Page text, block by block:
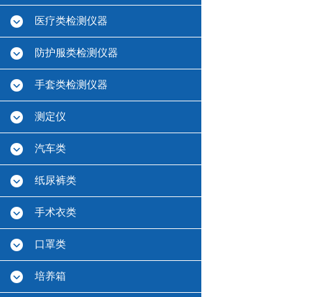
医疗类检测仪器
防护服类检测仪器
手套类检测仪器
测定仪
汽车类
纸尿裤类
手术衣类
口罩类
培养箱